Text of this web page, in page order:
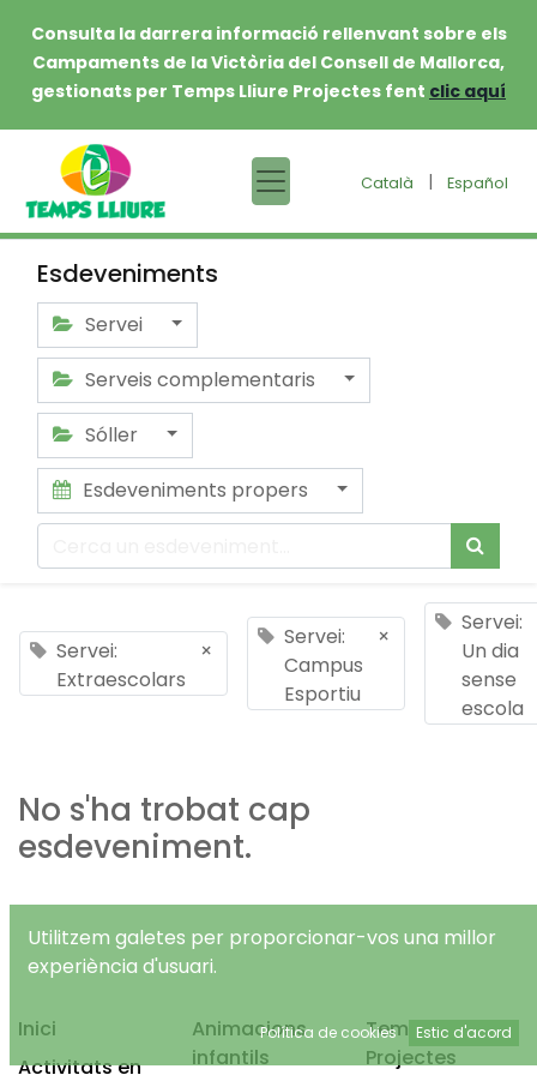
Consulta la darrera informació rellenvant sobre els
Campaments de la Victòria del Consell de Mallorca,
gestionats per Temps Lliure Projectes fent clic aquí
Català | Español
Esdeveniments
Servei
Serveis complementaris
Sóller
Esdeveniments propers
Servei:
Extraescolars
×
Servei:
Campus
Esportiu
×
Servei:
Un dia
sense
escola
No s'ha trobat cap
esdeveniment.
Inici
Activitats en
Animacions
infantils
Temps Lliure
Projectes
Utilitzem galetes per proporcionar-vos una millor
experiència d'usuari.
Política de cookies Estic d'acord